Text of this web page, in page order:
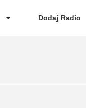
Dodaj Radio